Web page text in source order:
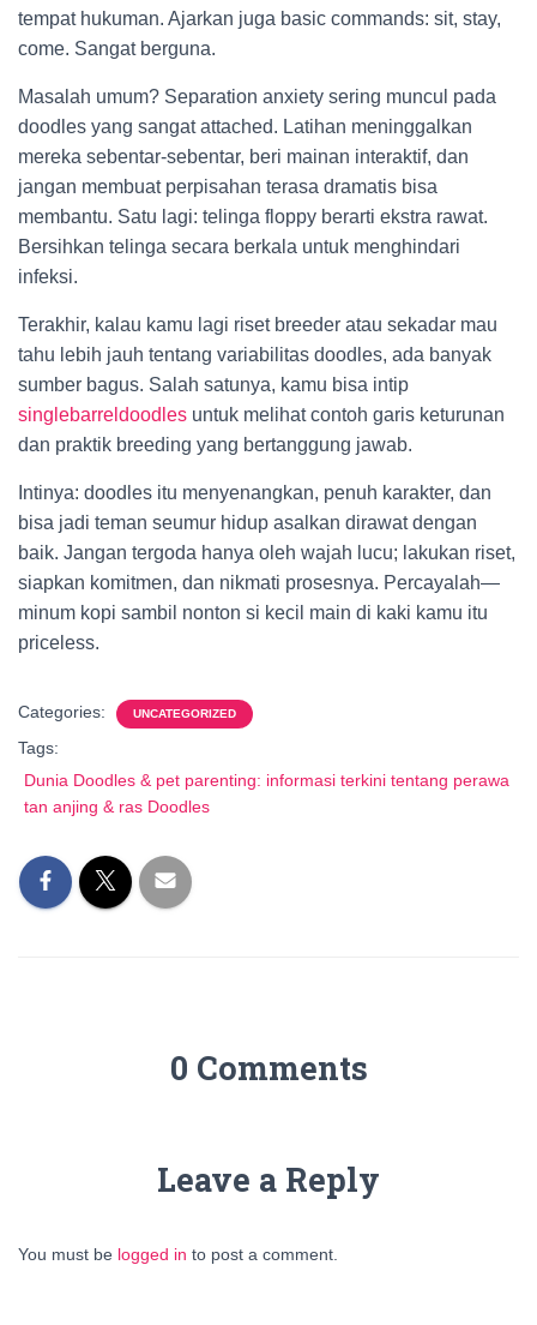
tempat hukuman. Ajarkan juga basic commands: sit, stay,
come. Sangat berguna.
Masalah umum? Separation anxiety sering muncul pada
doodles yang sangat attached. Latihan meninggalkan
mereka sebentar-sebentar, beri mainan interaktif, dan
jangan membuat perpisahan terasa dramatis bisa
membantu. Satu lagi: telinga floppy berarti ekstra rawat.
Bersihkan telinga secara berkala untuk menghindari
infeksi.
Terakhir, kalau kamu lagi riset breeder atau sekadar mau
tahu lebih jauh tentang variabilitas doodles, ada banyak
sumber bagus. Salah satunya, kamu bisa intip
singlebarreldoodles untuk melihat contoh garis keturunan
dan praktik breeding yang bertanggung jawab.
Intinya: doodles itu menyenangkan, penuh karakter, dan
bisa jadi teman seumur hidup asalkan dirawat dengan
baik. Jangan tergoda hanya oleh wajah lucu; lakukan riset,
siapkan komitmen, dan nikmati prosesnya. Percayalah—
minum kopi sambil nonton si kecil main di kaki kamu itu
priceless.
Categories: UNCATEGORIZED
Tags:
Dunia Doodles & pet parenting: informasi terkini tentang perawa
tan anjing & ras Doodles
0 Comments
Leave a Reply
You must be logged in to post a comment.